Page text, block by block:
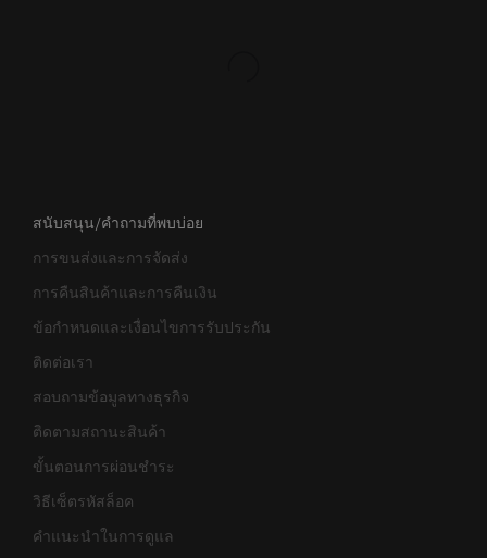
สนับสนุน/คำถามที่พบบ่อย
การขนส่งและการจัดส่ง
การคืนสินค้าและการคืนเงิน
ข้อกำหนดและเงื่อนไขการรับประกัน
ติดต่อเรา
สอบถามข้อมูลทางธุรกิจ
ติดตามสถานะสินค้า
ขั้นตอนการผ่อนชำระ
วิธีเซ็ตรหัสล็อค
คำแนะนำในการดูแล